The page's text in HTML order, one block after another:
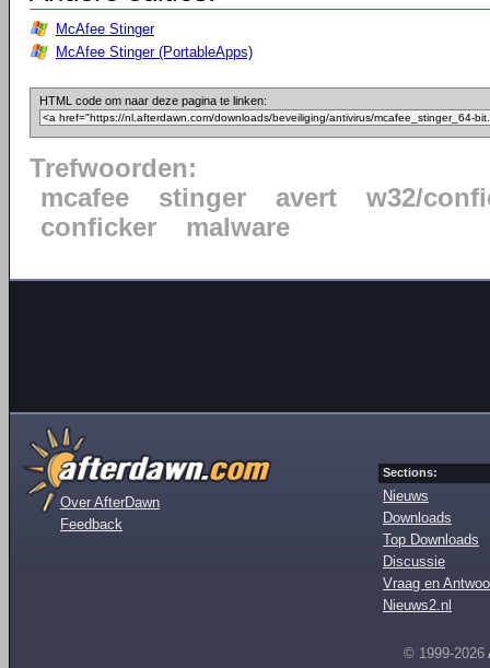
McAfee Stinger
McAfee Stinger (PortableApps)
HTML code om naar deze pagina te linken:
Trefwoorden:
mcafee
stinger avert
w32/
conficker
malware
Over AfterDawn
Feedback
Sections:
Nieuws
Downloads
Top Downloads
Discussie
Vraag en
Nieuws2.nl
© 1999-2026